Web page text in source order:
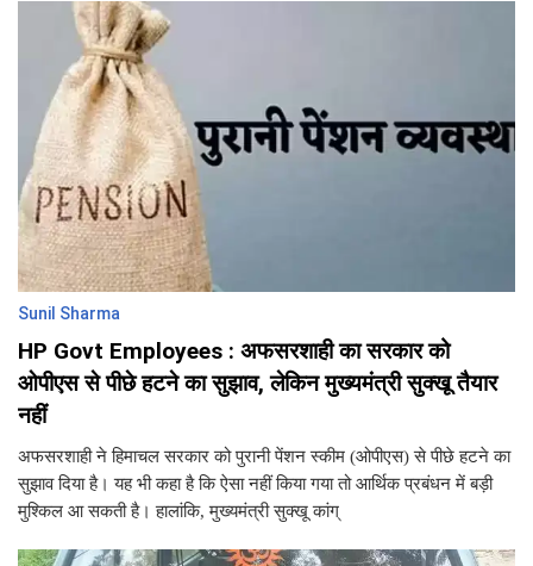
Sunil Sharma
HP Govt Employees : अफसरशाही का सरकार को
ओपीएस से पीछे हटने का सुझाव, लेकिन मुख्यमंत्री सुक्खू तैयार
नहीं
अफसरशाही ने हिमाचल सरकार को पुरानी पेंशन स्कीम (ओपीएस) से पीछे हटने का
सुझाव दिया है। यह भी कहा है कि ऐसा नहीं किया गया तो आर्थिक प्रबंधन में बड़ी
मुश्किल आ सकती है। हालांकि, मुख्यमंत्री सुक्खू कांग्